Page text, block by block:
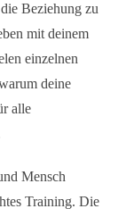
Beziehung zu
mit deinem
einzelnen
deine
alle
Mensch
Training. Die